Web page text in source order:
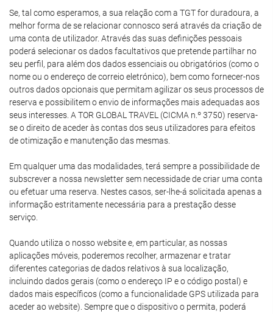
Se, tal como esperamos, a sua relação com a TGT for duradoura, a
melhor forma de se relacionar connosco será através da criação de
uma conta de utilizador. Através das suas definições pessoais
poderá selecionar os dados facultativos que pretende partilhar no
seu perfil, para além dos dados essenciais ou obrigatórios (como o
nome ou o endereço de correio eletrónico), bem como fornecer-nos
outros dados opcionais que permitam agilizar os seus processos de
reserva e possibilitem o envio de informações mais adequadas aos
seus interesses. A TOR GLOBAL TRAVEL (CICMA n.º 3750) reserva-
se o direito de aceder às contas dos seus utilizadores para efeitos
de otimização e manutenção das mesmas.
Em qualquer uma das modalidades, terá sempre a possibilidade de
subscrever a nossa newsletter sem necessidade de criar uma conta
ou efetuar uma reserva. Nestes casos, ser-lhe-á solicitada apenas a
informação estritamente necessária para a prestação desse
serviço.
Quando utiliza o nosso website e, em particular, as nossas
aplicações móveis, poderemos recolher, armazenar e tratar
diferentes categorias de dados relativos à sua localização,
incluindo dados gerais (como o endereço IP e o código postal) e
dados mais específicos (como a funcionalidade GPS utilizada para
aceder ao website). Sempre que o dispositivo o permita, poderá